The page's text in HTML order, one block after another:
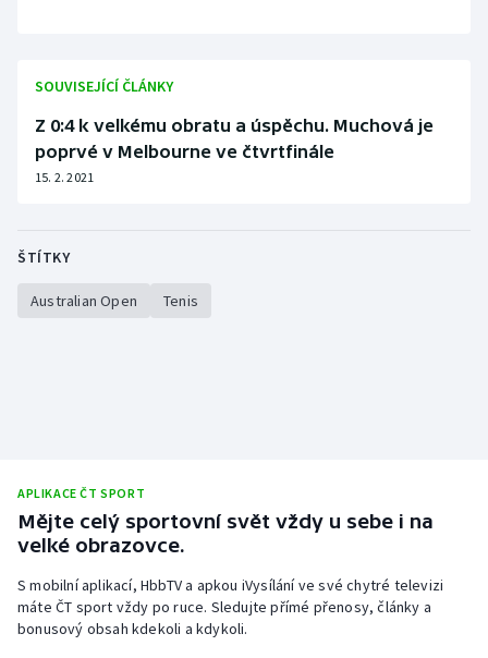
SOUVISEJÍCÍ ČLÁNKY
Z 0:4 k velkému obratu a úspěchu. Muchová je
poprvé v Melbourne ve čtvrtfinále
15. 2. 2021
ŠTÍTKY
Australian Open Tenis
APLIKACE ČT SPORT
Mějte celý sportovní svět vždy u sebe i na
velké obrazovce.
S mobilní aplikací, HbbTV a apkou iVysílání ve své chytré televizi
máte ČT sport vždy po ruce. Sledujte přímé přenosy, články a
bonusový obsah kdekoli a kdykoli.